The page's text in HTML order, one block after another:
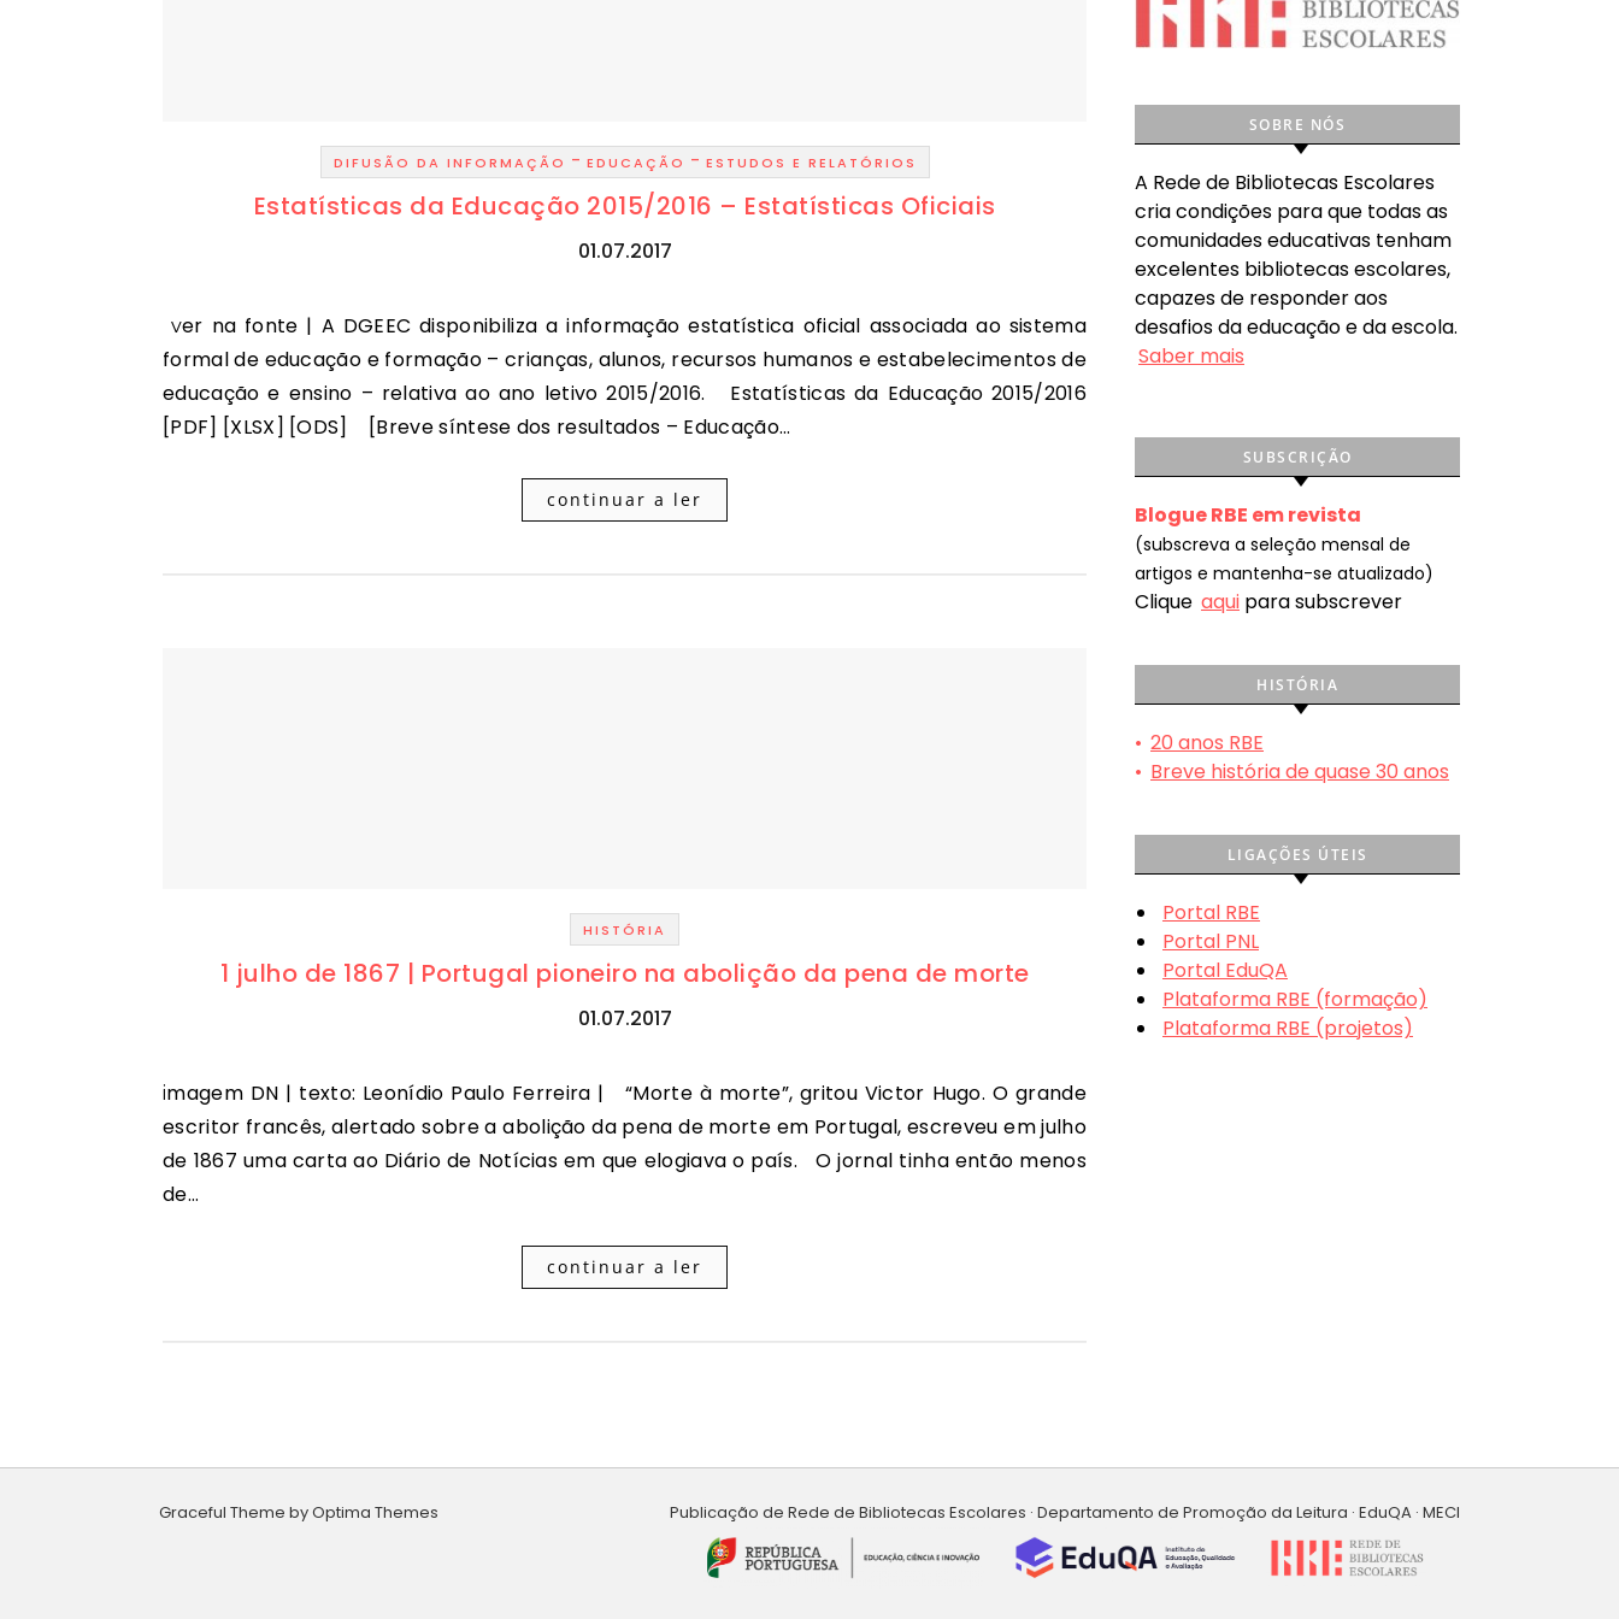
DIFUSÃO DA INFORMAÇÃO - EDUCAÇÃO - ESTUDOS E RELATÓRIOS
Estatísticas da Educação 2015/2016 – Estatísticas Oficiais
01.07.2017
ver na fonte | A DGEEC disponibiliza a informação estatística oficial associada ao sistema
formal de educação e formação – crianças, alunos, recursos humanos e estabelecimentos de
educação e ensino – relativa ao ano letivo 2015/2016. Estatísticas da Educação 2015/2016
[PDF] [XLSX] [ODS] [Breve síntese dos resultados – Educação…
continuar a ler
HISTÓRIA
1 julho de 1867 | Portugal pioneiro na abolição da pena de morte
01.07.2017
imagem DN | texto: Leonídio Paulo Ferreira | “Morte à morte”, gritou Victor Hugo. O grande
escritor francês, alertado sobre a abolição da pena de morte em Portugal, escreveu em julho
de 1867 uma carta ao Diário de Notícias em que elogiava o país. O jornal tinha então menos
de…
continuar a ler
SOBRE NÓS
A Rede de Bibliotecas Escolares
cria condições para que todas as
comunidades educativas tenham
excelentes bibliotecas escolares,
capazes de responder aos
desafios da educação e da escola.
Saber mais
SUBSCRIÇÃO
Blogue RBE em revista
(subscreva a seleção mensal de
artigos e mantenha-se atualizado)
Clique aqui para subscrever
HISTÓRIA
• 20 anos RBE
• Breve história de quase 30 anos
LIGAÇÕES ÚTEIS
Portal RBE
Portal PNL
Portal EduQA
Plataforma RBE (formação)
Plataforma RBE (projetos)
Publicação de Rede de Bibliotecas Escolares · Departamento de Promoção da Leitura · EduQA · MECI
Graceful Theme byOptima Themes